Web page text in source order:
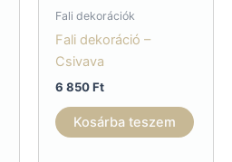
Fali dekorációk
Fali dekoráció –
Csivava
6 850Ft
Kosárba teszem